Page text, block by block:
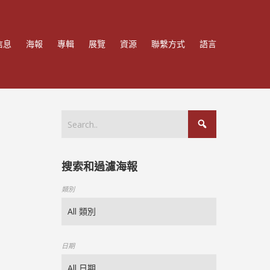
息 海報 專輯 展覽 資源 聯繫方式 語言
搜索和過濾海報
類別
日期